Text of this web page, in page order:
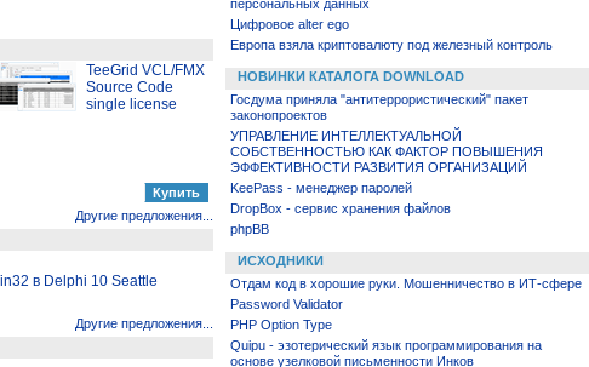
TeeGrid VCL/FMX
Source Code
single license
Другие предложения...
в Delphi 10 Seattle
Другие предложения...
персональных данных
Цифровое alter ego
Европа взяла криптовалюту под железный контроль
НОВИНКИ КАТАЛОГА DOWNLOAD
Госдума приняла "антитеррористический" пакет
законопроектов
УПРАВЛЕНИЕ ИНТЕЛЛЕКТУАЛЬНОЙ
СОБСТВЕННОСТЬЮ КАК ФАКТОР ПОВЫШЕНИЯ
ЭФФЕКТИВНОСТИ РАЗВИТИЯ ОРГАНИЗАЦИЙ
KeePass - менеджер паролей
DropBox - сервис хранения файлов
phpBB
ИСХОДНИКИ
Отдам код в хорошие руки. Мошенничество в ИТ-сфере
Password Validator
PHP Option Type
Quipu - эзотерический язык программирования на
основе узелковой письменности Инков